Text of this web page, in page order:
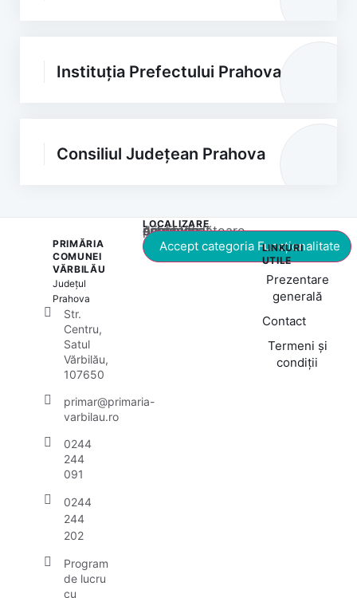
Instituția Prefectului Prahova
Consiliul Județean Prahova
PRIMĂRIA
COMUNEI
VĂRBILĂU
Județul
Prahova
Str.
Centru,
Satul
Vărbilău,
107650
primar@primaria-
varbilau.ro
0244
244
091
0244
244
202
Program
de lucru
cu
LOCALIZARE
Acest conținut este blocat până când acceptați categoria corespunzătoare de cookie-uri.
Accept categoria Funcționalitate
LINKURI
UTILE
Prezentare
generală
Contact
Termeni și
condiții